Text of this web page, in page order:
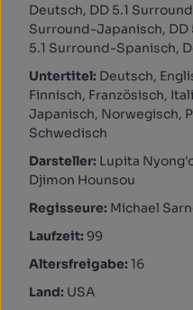
Deutsch, DD 5.1
Surround-Japanisch, DD
5.1 Surround-Spanisch,
Untertitel: Deutsch,
Finnisch, Französisch,
Japanisch, Norwegisch,
Schwedisch
Darsteller: Lupita
Djimon Hounsou
Regisseure: Michael
Laufzeit: 99
Altersfreigabe: 16
Land: USA